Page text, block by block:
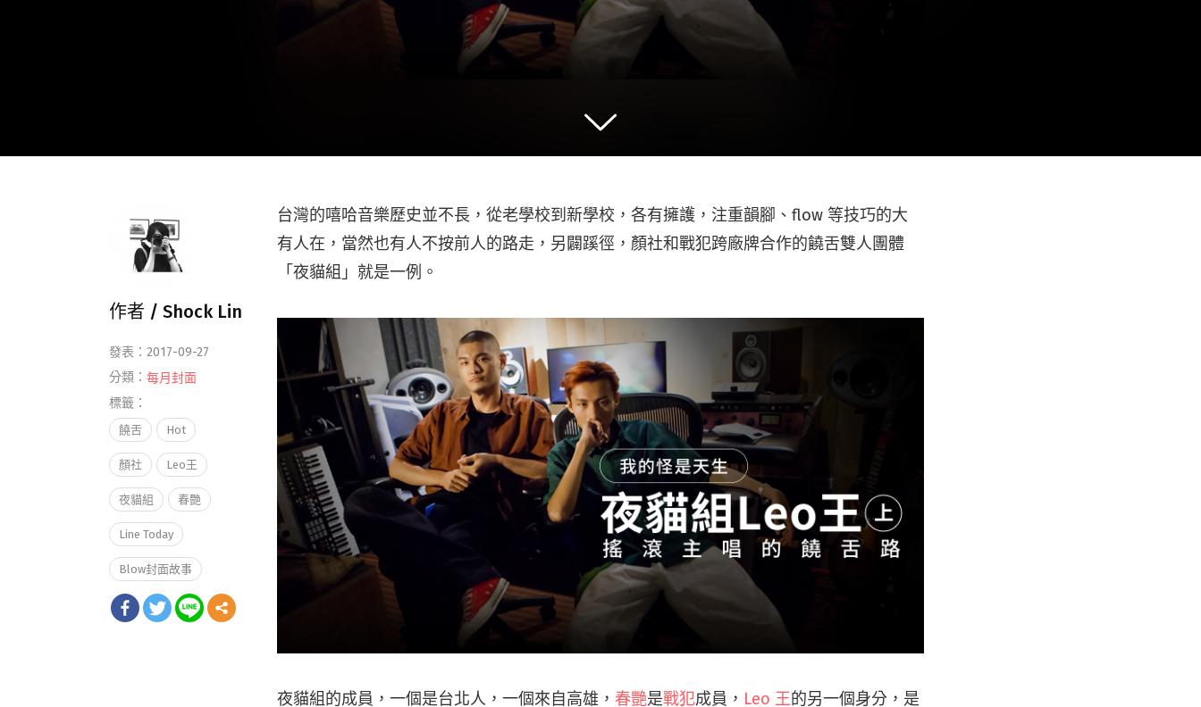
台灣的嘻哈音樂歷史並不長，從老學校到新學校，各有擁護，注重韻腳、flow 等技巧的大
有人在，當然也有人不按前人的路走，另闢蹊徑，顏社和戰犯跨廠牌合作的饒舌雙人團體
「夜貓組」就是一例。
夜貓組的成員，一個是台北人，一個來自高雄， 春艷是戰犯成員， Leo 王的另一個身分，是
作者 / Shock Lin
發表：2017-09-27
分類： 每月封面
標籤：
饒舌 Hot
顏社 Leo王
夜貓組 春艷
Line Today
Blow封面故事